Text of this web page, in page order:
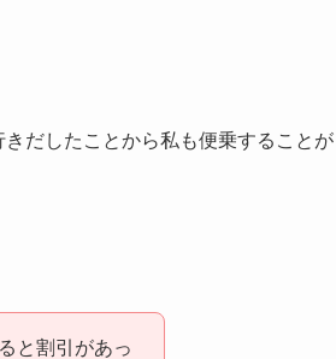
だしたことから私も便乗することが
と割引があっ